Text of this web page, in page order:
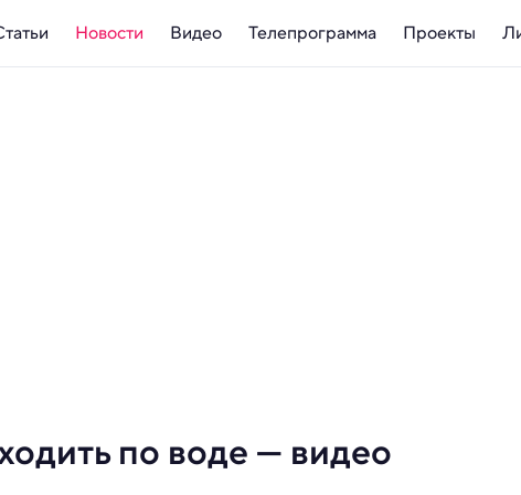
Новости Видео Телепрограмма Проекты
по воде — видео